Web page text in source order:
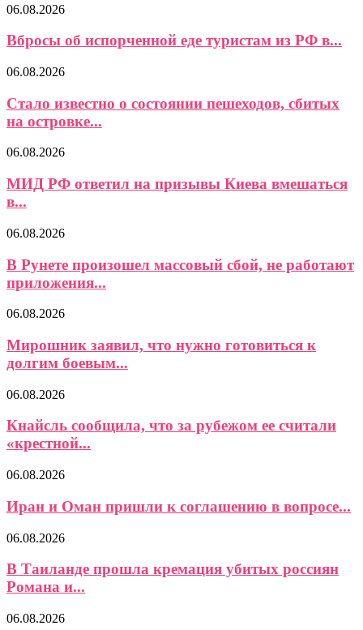
06.08.2026
Вбросы об испорченной еде туристам из РФ в...
06.08.2026
Стало известно о состоянии пешеходов, сбитых
на островке...
06.08.2026
МИД РФ ответил на призывы Киева вмешаться
в...
06.08.2026
В Рунете произошел массовый сбой, не работают
приложения...
06.08.2026
Мирошник заявил, что нужно готовиться к
долгим боевым...
06.08.2026
Кнайсль сообщила, что за рубежом ее считали
«крестной...
06.08.2026
Иран и Оман пришли к соглашению в вопросе...
06.08.2026
В Таиланде прошла кремация убитых россиян
Романа и...
06.08.2026